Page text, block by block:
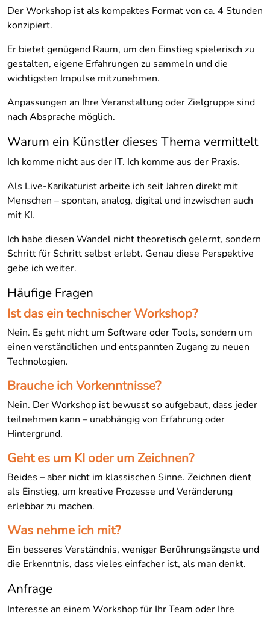
Der Workshop ist als kompaktes Format von ca. 4 Stunden
konzipiert.
Er bietet genügend Raum, um den Einstieg spielerisch zu
gestalten, eigene Erfahrungen zu sammeln und die
wichtigsten Impulse mitzunehmen.
Anpassungen an Ihre Veranstaltung oder Zielgruppe sind
nach Absprache möglich.
Warum ein Künstler dieses Thema vermittelt
Ich komme nicht aus der IT. Ich komme aus der Praxis.
Als Live-Karikaturist arbeite ich seit Jahren direkt mit
Menschen – spontan, analog, digital und inzwischen auch
mit KI.
Ich habe diesen Wandel nicht theoretisch gelernt, sondern
Schritt für Schritt selbst erlebt. Genau diese Perspektive
gebe ich weiter.
Häufige Fragen
Ist das ein technischer Workshop?
Nein. Es geht nicht um Software oder Tools, sondern um
einen verständlichen und entspannten Zugang zu neuen
Technologien.
Brauche ich Vorkenntnisse?
Nein. Der Workshop ist bewusst so aufgebaut, dass jeder
teilnehmen kann – unabhängig von Erfahrung oder
Hintergrund.
Geht es um KI oder um Zeichnen?
Beides – aber nicht im klassischen Sinne. Zeichnen dient
als Einstieg, um kreative Prozesse und Veränderung
erlebbar zu machen.
Was nehme ich mit?
Ein besseres Verständnis, weniger Berührungsängste und
die Erkenntnis, dass vieles einfacher ist, als man denkt.
Anfrage
Interesse an einem Workshop für Ihr Team oder Ihre